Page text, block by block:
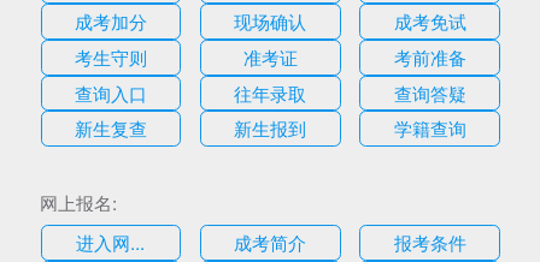
成考加分
现场确认
成考免试
考生守则
准考证
考前准备
查询入口
往年录取
查询答疑
新生复查
新生报到 学籍查询
网上报名:
进入网...
成考简介
报考条件